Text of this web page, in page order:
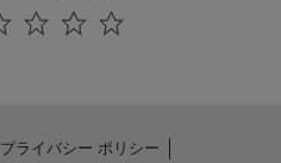
プライバシー ポリシー